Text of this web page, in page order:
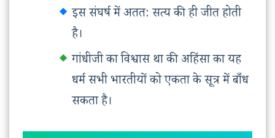
इस संघर्ष में अतत: सत्य की ही जीत होती
है।
गांधीजी का विश्वास था की अहिंसा का यह
धर्म सभी भारतीयों को एकता के सूत्र में बाँध
सकता है।